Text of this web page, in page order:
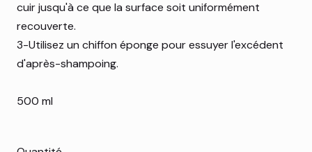
cuir jusqu'à ce que la surface soit uniformément
recouverte.
3-Utilisez un chiffon éponge pour essuyer l'excédent
d'après-shampoing.
500 ml